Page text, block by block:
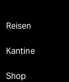
Reisen
Kantine
Shop